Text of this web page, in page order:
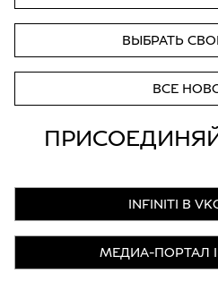
ВЫБРАТЬ
ВСЕ
INFINITI В
МЕДИА-ПОРТАЛ